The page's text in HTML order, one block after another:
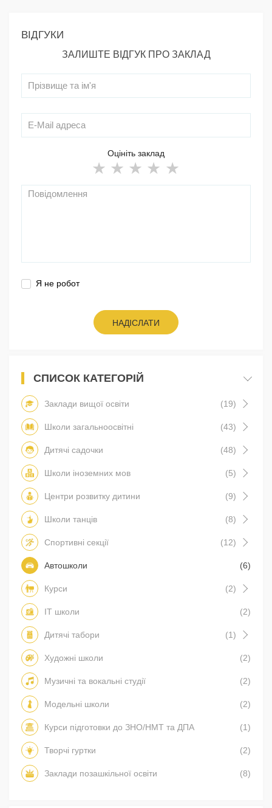
ВІДГУКИ
ЗАЛИШТЕ ВІДГУК ПРО ЗАКЛАД
Оцініть заклад
Я не робот
НАДІСЛАТИ
СПИСОК КАТЕГОРІЙ
Заклади вищої освіти (19)
Школи загальноосвітні (43)
Дитячі садочки (48)
Школи іноземних мов (5)
Центри розвитку дитини (9)
Школи танців (8)
Спортивні секції (12)
Автошколи (6)
Курси (2)
IT школи (2)
Дитячі табори (1)
Художні школи (2)
Музичні та вокальні студії (2)
Модельні школи (2)
Курси підготовки до ЗНО/НМТ та ДПА (1)
Творчі гуртки (2)
Заклади позашкільної освіти (8)